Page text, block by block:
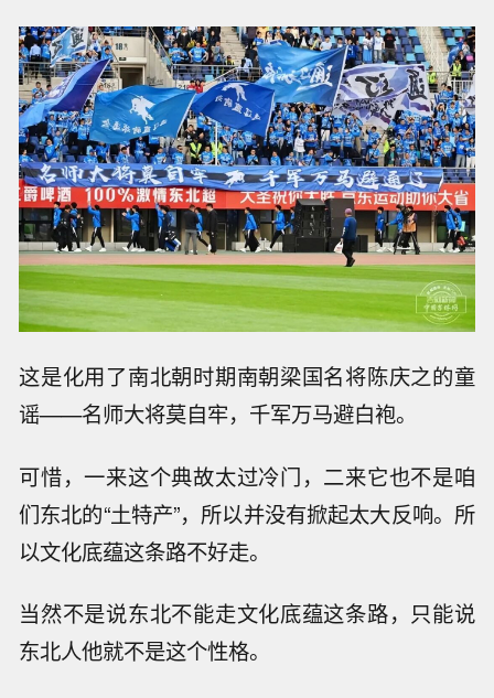
这是化用了南北朝时期南朝梁国名将陈庆之的童
谣——名师大将莫自牢，千军万马避白袍。
可惜，一来这个典故太过冷门，二来它也不是咱
们东北的“土特产”，所以并没有掀起太大反响。所
以文化底蕴这条路不好走。
当然不是说东北不能走文化底蕴这条路，只能说
东北人他就不是这个性格。